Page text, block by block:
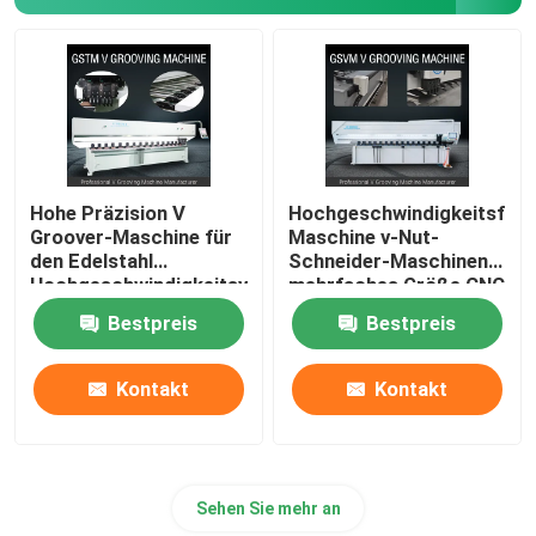
V-Nutmaschine
V-Nut-Maschine für Metall
Hohe Präzision V
Groover-Maschine für
den Edelstahl
Hochgeschwindigkeitsv
Maschine fugend
Bestpreis
Kontakt
Maschine v-Nut-
Schneider-Maschinen-
mehrfaches Größe CNC
V
Bestpreis
Kontakt
Sehen Sie mehr an